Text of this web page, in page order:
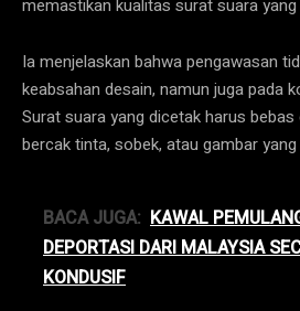
memastikan kualitas surat suara yang
Ia menjelaskan bahwa pengawasan
keabsahan desain, namun juga pada
Surat suara yang dicetak harus
bercak tinta, sobek, atau gambar
BACA JUGA: KAWAL
DEPORTASI DARI MALAYSIA
KONDUSIF